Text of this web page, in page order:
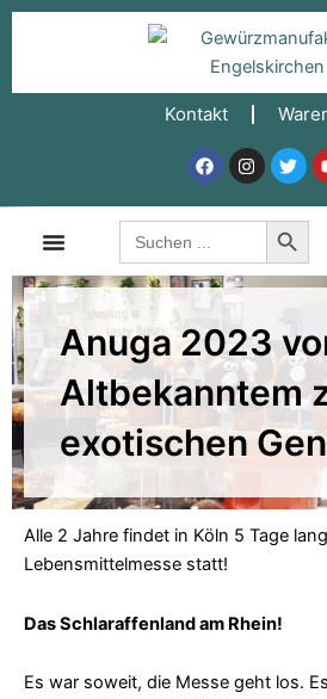
Zum
Kontakt
FacebookInstagram
Search
for:
Search Button
Anuga 2023
Altbekanntem
exotischen
Alle 2 Jahre findet in Köln 5 Tage
Lebensmittelmesse statt!
Das Schlaraffenland am Rhein!
Es war soweit, die Messe geht los.